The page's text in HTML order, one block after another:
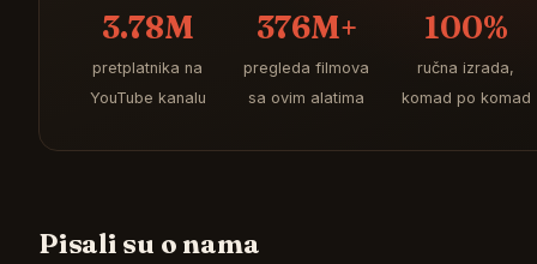
3.78M
pretplatnika na
YouTube kanalu
376M+
pregleda filmova
sa ovim alatima
100%
ručna izrada,
komad po komad
Pisali su o nama